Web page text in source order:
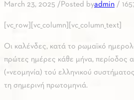
March 23, 2025 /Posted byadmin /
[vc_row][vc_column][vc_column_text]
Οι καλένδες, κατά το ρωμαϊκό
πρώτες ημέρες κάθε μήνα, περίοδος
(=νεομηνία) τού ελληνικού
τη σημερινή πρωτομηνιά.